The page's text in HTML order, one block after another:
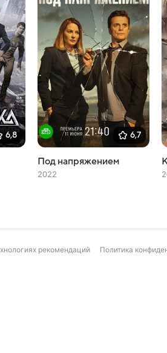
6,8 6,7
Под напряжением
2022
рекомендаций Политика